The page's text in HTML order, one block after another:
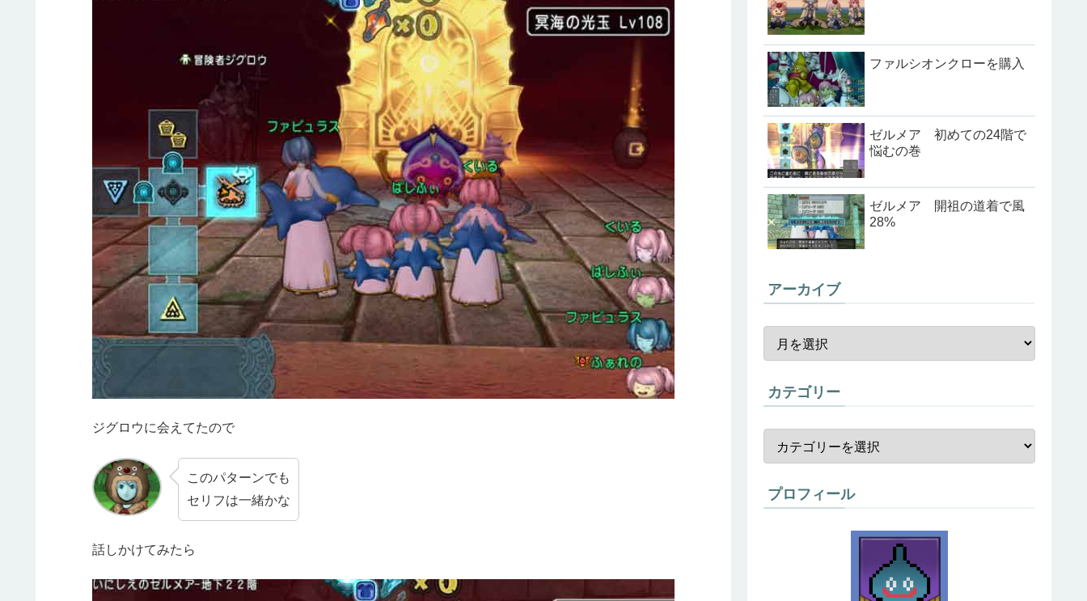
ジグロウに会えてたので
このパターンでも
セリフは一緒かな
話しかけてみたら
ファルシオンクローを購入
ゼルメア 初めての24階で
悩むの巻
ゼルメア 開祖の道着で風
28%
アーカイブ
カテゴリー
プロフィール